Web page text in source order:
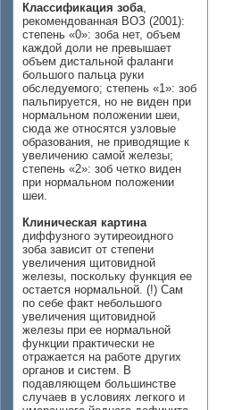
Классификация зоба,
рекомендованная ВОЗ (2001):
степень «0»: зоба нет, объем
каждой доли не превышает
объем дистальной фаланги
большого пальца руки
обследуемого; степень «1»: зоб
пальпируется, но не виден при
нормальном положении шеи,
сюда же относятся узловые
образования, не приводящие к
увеличению самой железы;
степень «2»: зоб четко виден
при нормальном положении
шеи.
Клиническая картина
диффузного эутиреоидного
зоба зависит от степени
увеличения щитовидной
железы, поскольку функция ее
остается нормальной. (!) Сам
по себе факт небольшого
увеличения щитовидной
железы при ее нормальной
функции практически не
отражается на работе других
органов и систем. В
подавляющем большинстве
случаев в условиях легкого и